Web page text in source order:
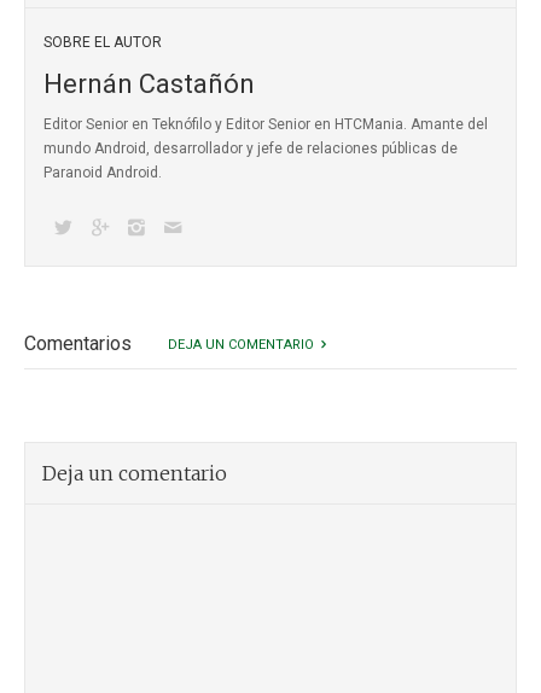
SOBRE EL AUTOR
Hernán Castañón
Editor Senior en Teknófilo y Editor Senior en HTCMania. Amante del
mundo Android, desarrollador y jefe de relaciones públicas de
Paranoid Android.
Comentarios DEJA UN COMENTARIO
Deja un comentario